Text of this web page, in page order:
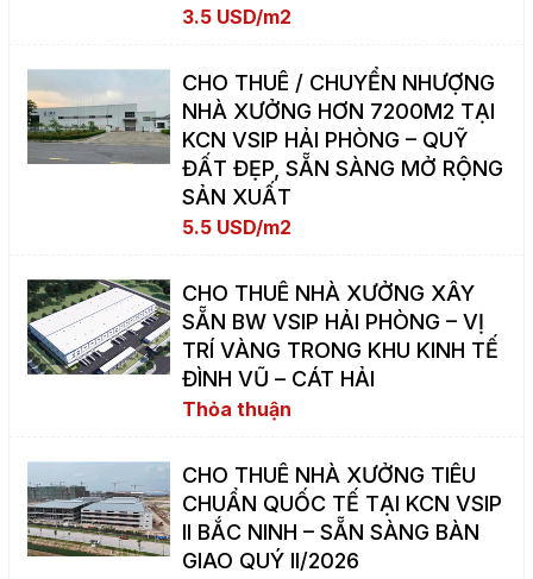
3.5 USD/m2
CHO THUÊ / CHUYỂN NHƯỢNG
NHÀ XƯỞNG HƠN 7200M2 TẠI
KCN VSIP HẢI PHÒNG – QUỸ
ĐẤT ĐẸP, SẴN SÀNG MỞ RỘNG
SẢN XUẤT
5.5 USD/m2
CHO THUÊ NHÀ XƯỞNG XÂY
SẴN BW VSIP HẢI PHÒNG – VỊ
TRÍ VÀNG TRONG KHU KINH TẾ
ĐÌNH VŨ – CÁT HẢI
Thỏa thuận
CHO THUÊ NHÀ XƯỞNG TIÊU
CHUẨN QUỐC TẾ TẠI KCN VSIP
II BẮC NINH – SẴN SÀNG BÀN
GIAO QUÝ II/2026